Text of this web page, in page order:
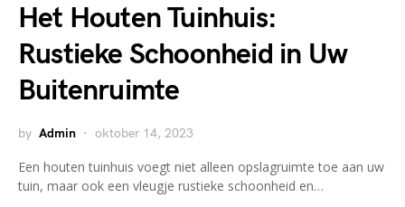
Het Houten Tuinhuis:
Rustieke Schoonheid in Uw
Buitenruimte
by Admin oktober 14, 2023
Een houten tuinhuis voegt niet alleen opslagruimte toe aan uw
tuin, maar ook een vleugje rustieke schoonheid en…